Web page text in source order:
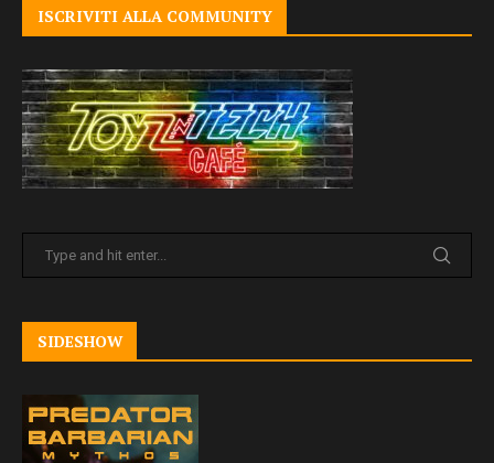
ISCRIVITI ALLA COMMUNITY
SIDESHOW